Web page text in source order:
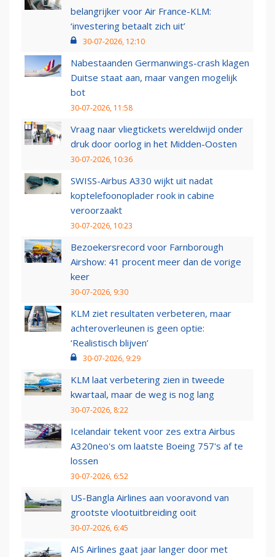
belangrijker voor Air France-KLM:
‘investering betaalt zich uit’
30-07-2026, 12:10
Nabestaanden Germanwings-crash klagen
Duitse staat aan, maar vangen mogelijk
bot
30-07-2026, 11:58
Vraag naar vliegtickets wereldwijd onder
druk door oorlog in het Midden-Oosten
30-07-2026, 10:36
SWISS-Airbus A330 wijkt uit nadat
koptelefoonoplader rook in cabine
veroorzaakt
30-07-2026, 10:23
Bezoekersrecord voor Farnborough
Airshow: 41 procent meer dan de vorige
keer
30-07-2026, 9:30
KLM ziet resultaten verbeteren, maar
achteroverleunen is geen optie:
‘Realistisch blijven’
30-07-2026, 9:29
KLM laat verbetering zien in tweede
kwartaal, maar de weg is nog lang
30-07-2026, 8:22
Icelandair tekent voor zes extra Airbus
A320neo's om laatste Boeing 757's af te
lossen
30-07-2026, 6:52
US-Bangla Airlines aan vooravond van
grootste vlootuitbreiding ooit
30-07-2026, 6:45
AIS Airlines gaat jaar langer door met